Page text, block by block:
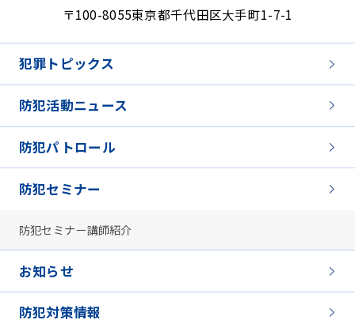
〒100-8055東京都千代田区大手町1-7-1
犯罪トピックス
防犯活動ニュース
防犯パトロール
防犯セミナー
防犯セミナー講師紹介
お知らせ
防犯対策情報